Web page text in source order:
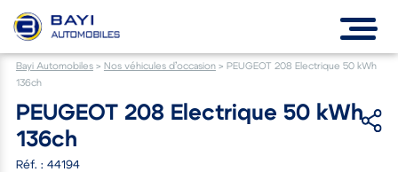
Bayi Automobiles> Nos véhicules d’occasion> PEUGEOT 208 Electrique 50 kWh
136ch
PEUGEOT 208 Electrique 50 kWh
136ch
Réf. : 44194